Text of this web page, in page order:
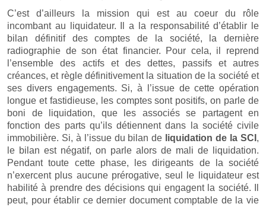
C’est d’ailleurs la mission qui est au coeur du rôle
incombant au liquidateur. Il a la responsabilité d’établir le
bilan définitif des comptes de la société, la dernière
radiographie de son état financier. Pour cela, il reprend
l’ensemble des actifs et des dettes, passifs et autres
créances, et règle définitivement la situation de la société et
ses divers engagements. Si, à l’issue de cette opération
longue et fastidieuse, les comptes sont positifs, on parle de
boni de liquidation, que les associés se partagent en
fonction des parts qu’ils détiennent dans la société civile
immobilière. Si, à l’issue du bilan de liquidation de la SCI ,
le bilan est négatif, on parle alors de mali de liquidation.
Pendant toute cette phase, les dirigeants de la société
n’exercent plus aucune prérogative, seul le liquidateur est
habilité à prendre des décisions qui engagent la société. Il
peut, pour établir ce dernier document comptable de la vie